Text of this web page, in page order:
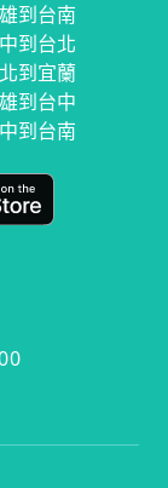
到台南
到台北
到宜蘭
到台中
到台南